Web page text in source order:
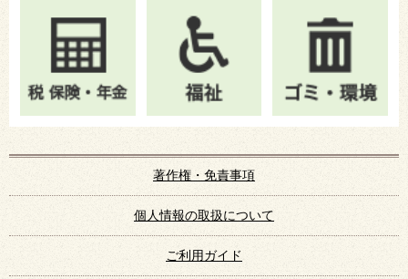
著作権・免責事項
個人情報の取扱について
ご利用ガイド